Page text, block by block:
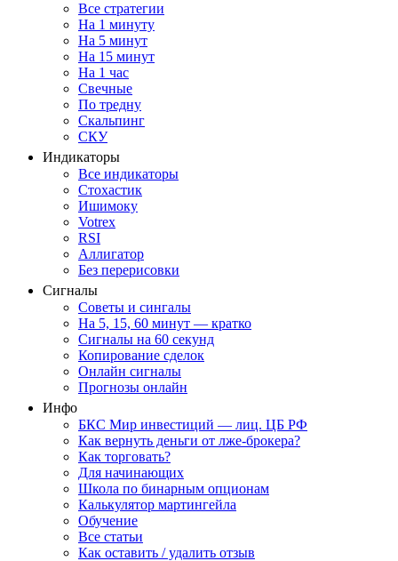
Все стратегии
На 1 минуту
На 5 минут
На 15 минут
На 1 час
Свечные
По тредну
Скальпинг
СКУ
Индикаторы
Все индикаторы
Стохастик
Ишимоку
Votrex
RSI
Аллигатор
Без перерисовки
Сигналы
Советы и сингалы
На 5, 15, 60 минут — кратко
Сигналы на 60 секунд
Копирование сделок
Онлайн сигналы
Прогнозы онлайн
Инфо
БКС Мир инвестиций — лиц. ЦБ РФ
Как вернуть деньги от лже-брокера?
Как торговать?
Для начинающих
Школа по бинарным опционам
Калькулятор мартингейла
Обучение
Все статьи
Как оставить / удалить отзыв